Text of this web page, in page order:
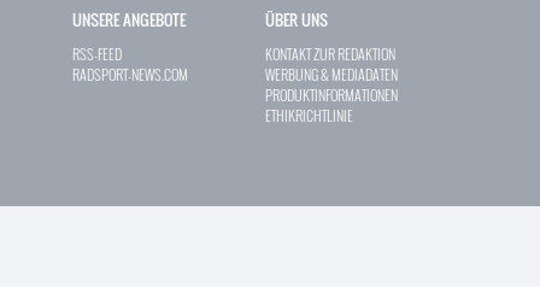
UNSERE ANGEBOTE
RSS-FEED
RADSPORT-NEWS.COM
ÜBER UNS
KONTAKT ZUR REDAKTION
WERBUNG & MEDIADATEN
PRODUKTINFORMATIONEN
ETHIKRICHTLINIE